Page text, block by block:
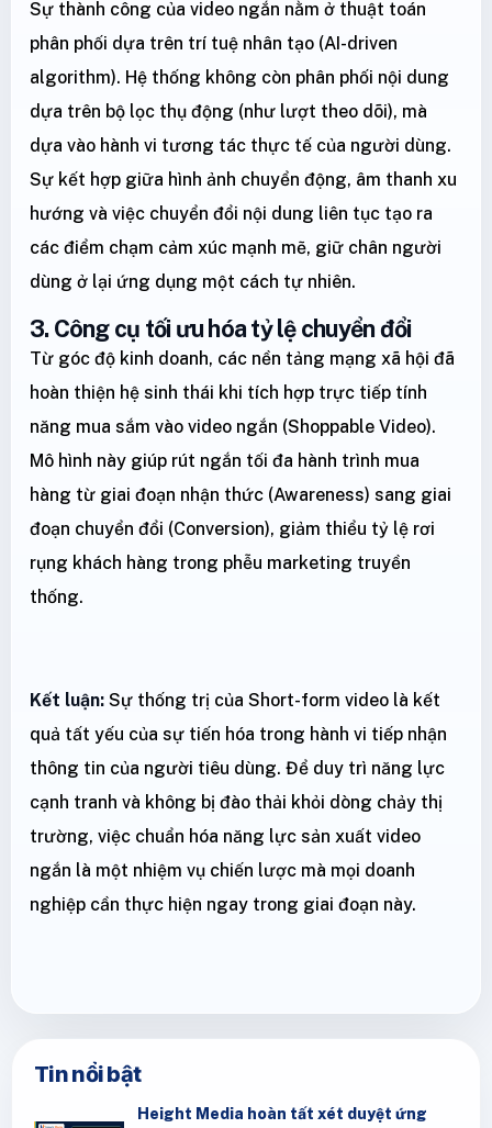
Sự thành công của video ngắn nằm ở thuật toán
phân phối dựa trên trí tuệ nhân tạo (AI-driven
algorithm). Hệ thống không còn phân phối nội dung
dựa trên bộ lọc thụ động (như lượt theo dõi), mà
dựa vào hành vi tương tác thực tế của người dùng.
Sự kết hợp giữa hình ảnh chuyển động, âm thanh xu
hướng và việc chuyển đổi nội dung liên tục tạo ra
các điểm chạm cảm xúc mạnh mẽ, giữ chân người
dùng ở lại ứng dụng một cách tự nhiên.
3. Công cụ tối ưu hóa tỷ lệ chuyển đổi
Từ góc độ kinh doanh, các nền tảng mạng xã hội đã
hoàn thiện hệ sinh thái khi tích hợp trực tiếp tính
năng mua sắm vào video ngắn (Shoppable Video).
Mô hình này giúp rút ngắn tối đa hành trình mua
hàng từ giai đoạn nhận thức (Awareness) sang giai
đoạn chuyển đổi (Conversion), giảm thiểu tỷ lệ rơi
rụng khách hàng trong phễu marketing truyền
thống.
Kết luận: Sự thống trị của Short-form video là kết
quả tất yếu của sự tiến hóa trong hành vi tiếp nhận
thông tin của người tiêu dùng. Để duy trì năng lực
cạnh tranh và không bị đào thải khỏi dòng chảy thị
trường, việc chuẩn hóa năng lực sản xuất video
ngắn là một nhiệm vụ chiến lược mà mọi doanh
nghiệp cần thực hiện ngay trong giai đoạn này.
Tin nổi bật
Height Media hoàn tất xét duyệt ứng